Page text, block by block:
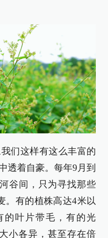
们这样有这么丰富的
透着自豪。每年9月到
谷间，只为寻找那些
。有的植株高达4米以
的叶片带毛，有的光
小各异，甚至存在倍